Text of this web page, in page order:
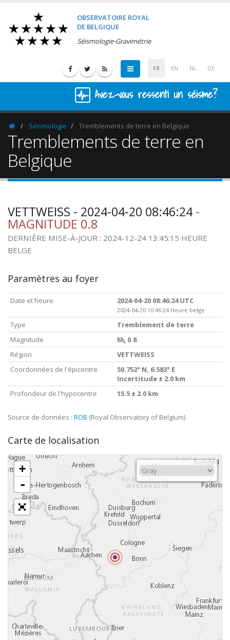
OBSERVATOIRE ROYAL
DE BELGIQUE
Séismologie-Gravimétrie
FR EN NL DE
Avez-vous ressenti un séisme?
HomepageSéismologie Tremblements de terre en Belgique
Tremblements de terre en
Belgique
VETTWEISS - 2024-04-20 08:46:24 -
MAGNITUDE 0.8
DERNIÈRE MISE-À-JOUR : 2024-12-24 13:45:15 HEURE
BELGE
Paramètres au foyer
Date et heure 2024-04-20 08:46:24 UTC
2024-04-20 10:46:24 Heure belge
Type
Tremblement de terre
Magnitude
M L 0.8
Région
VETTWEISS
Coordonnées de l'épicentre
50.752° N, 6.583° E
Incertitude ± 2.0 km
Profondeur de l'hypocentre
15.5 ± 2.0 km
Source de données : ROB (Royal Observatory of Belgium)
Carte de localisation
+
-